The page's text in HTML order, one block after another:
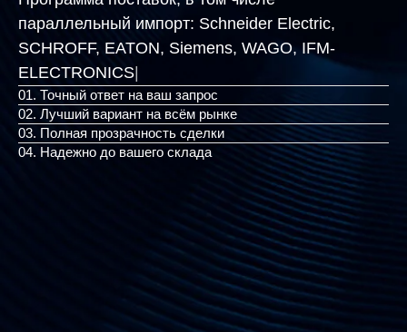
Программа поставок, в том числе
параллельный импорт:
Schneider Electric,
SCHROFF, EATON, Siemens, WAGO, IFM|
01. Точный ответ на ваш запрос
02. Лучший вариант на всём рынке
03. Полная прозрачность сделки
04. Надежно до вашего склада